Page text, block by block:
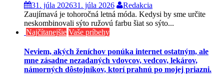
31. júla 202631. júla 2026
Redakcia
Zaujímavá je tohoročná letná móda. Kedysi by sme určite
neskombinovali sýto ružovú farbu šiat so sýto...
Najčítanejšie Vaše príbehy
Neviem, akých ženíchov ponúka internet ostatným, ale
mne zásadne nezadaných vdovcov, vedcov, lekárov,
námorných dôstojníkov, ktorí prahnú po mojej priazni.